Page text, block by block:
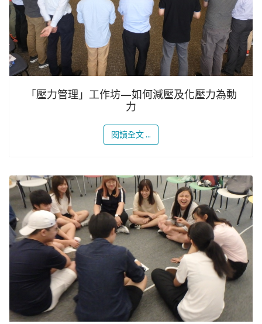
「壓力管理」工作坊—如何減壓及化壓力為動
力
閱讀全文 ...